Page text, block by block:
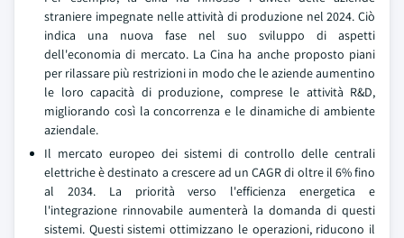
straniere impegnate nelle attività di produzione nel 2024. Ciò
indica una nuova fase nel suo sviluppo di aspetti
dell'economia di mercato. La Cina ha anche proposto piani
per rilassare più restrizioni in modo che le aziende aumentino
le loro capacità di produzione, comprese le attività R&D,
migliorando così la concorrenza e le dinamiche di ambiente
aziendale.
Il mercato europeo dei sistemi di controllo delle centrali
elettriche è destinato a crescere ad un CAGR di oltre il 6% fino
al 2034. La priorità verso l'efficienza energetica e
l'integrazione rinnovabile aumenterà la domanda di questi
sistemi. Questi sistemi ottimizzano le operazioni, riducono il